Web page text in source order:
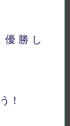
優 勝 し
！